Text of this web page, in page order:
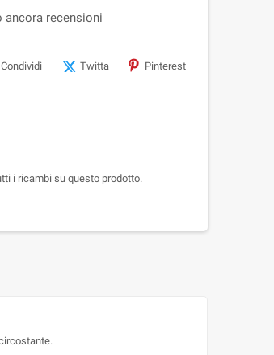
ancora recensioni
Condividi Twitta Pinterest
i ricambi su questo prodotto.